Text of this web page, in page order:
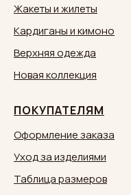
Жакеты и жилеты
Кардиганы и кимоно
Верхняя одежда
Новая коллекция
ПОКУПАТЕЛЯМ
Оформление заказа
Уход за изделиями
Таблица размеров